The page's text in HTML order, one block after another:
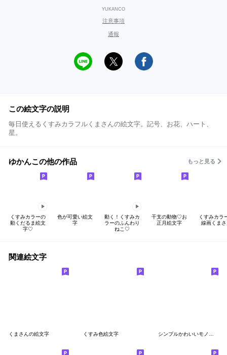
YUKANCO
注意事項
通報
この絵文字の説明
毎日使えるくすみカラフルくまさんの絵文字。記号、お花、ハート、
星。
ゆかんこの他の作品 もっと見る
くすみカラーの
動くだるま絵文
字♡
色が可愛い絵文
字
動く！くすみカ
ラーのふんわり
ねこ♡
干支の動物♡お
正月絵文字
くすみカラ
線画くま
関連絵文字
くまさんの絵文字 くすみ色絵文字